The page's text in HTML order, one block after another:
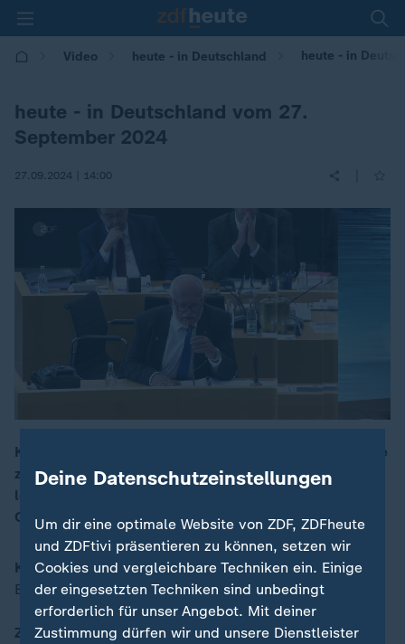
Video heute - in Deutschland heute - in
heute - in Deutschland vom 27.
September 2024
27.09.2024 | 14:00
00:17
Kommt der nächste Ampelstreit? – Bundestagsdebatte
zum Rentenpaket / ZDF-Politbarometer zur K-Frage –
leichter Vorteil für Merz / Wiesn für kleines Geld –
Campen statt teuer logieren
Kommt der nächste Ampelstreit?
Bundestagsdebatte zum Rentenpaket
ZDF-Politbarometer zur K-Frage
Deine Datenschutzeinstellungen
Um dir eine optimale Website von ZDF, ZDFheute
und ZDFtivi präsentieren zu können, setzen wir
Cookies und vergleichbare Techniken ein. Einige
der eingesetzten Techniken sind unbedingt
erforderlich für unser Angebot. Mit deiner
Zustimmung dürfen wir und unsere Dienstleister